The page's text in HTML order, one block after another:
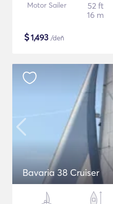
Motor Sailer
52 ft
16 m
$1,493 /deň
Bavaria 38 Cruiser